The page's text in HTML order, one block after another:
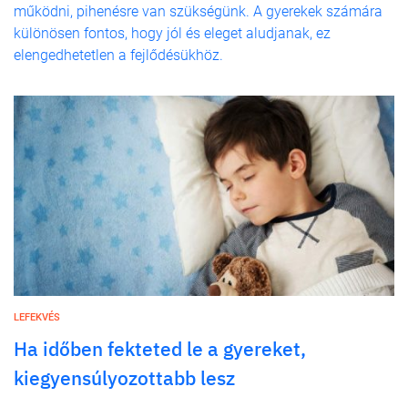
működni, pihenésre van szükségünk. A gyerekek számára
különösen fontos, hogy jól és eleget aludjanak, ez
elengedhetetlen a fejlődésükhöz.
LEFEKVÉS
Ha időben fekteted le a gyereket,
kiegyensúlyozottabb lesz